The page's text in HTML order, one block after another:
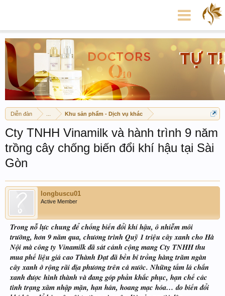
Diễn đàn Khu sản phẩm - Dịch vụ khác
Cty TNHH Vinamilk và hành trình 9 năm
trồng cây chống biến đổi khí hậu tại Sài
Gòn
longbuscu01
Active Member
Trong nỗ lực chung để chống biến đổi khí hậu, ô nhiễm môi
trường, hơn 9 năm qua, chương trình Quỹ 1 triệu cây xanh cho Hà
Nội mà công ty Vinamilk đã sát cánh cộng mang Cty TNHH thu
mua phế liệu giá cao Thành Đạt đã bền bỉ trồng hàng trăm ngàn
cây xanh ở rộng rãi địa phương trên cả nước. Những tấm lá chắn
xanh được hình thành và đang góp phần khắc phục, hạn chế các
tình trạng xâm nhập mặn, hạn hán, hoang mạc hóa… do biến đổi